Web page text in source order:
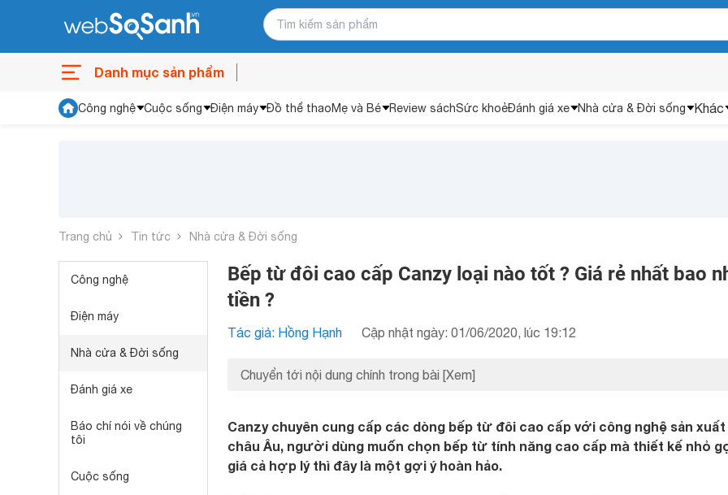
Danh mục sản phẩm
Công nghệ Cuộc sống Điện máy Đồ thể thaoMẹ và Bé Review sáchSức khoẻĐánh giá xe Nhà cửa & Đời sống Khác
Trang chủ Tin tức Nhà cửa & Đời sống
Công nghệ
Điện máy
Nhà cửa & Đời sống
Đánh giá xe
Báo chí nói về chúng
tôi
Cuộc sống
Bếp từ đôi cao cấp Canzy loại nào tốt ? Giá rẻ nhất bao
tiền ?
Tác giả: Hồng Hạnh Cập nhật ngày: 01/06/2020, lúc 19:12
Chuyển tới nội dung chính trong bài [Xem]
Canzy chuyên cung cấp các dòng bếp từ đôi cao cấp với công nghệ sản
châu Âu, người dùng muốn chọn bếp từ tính năng cao cấp mà thiết kế nhỏ
giá cả hợp lý thì đây là một gợi ý hoàn hảo.